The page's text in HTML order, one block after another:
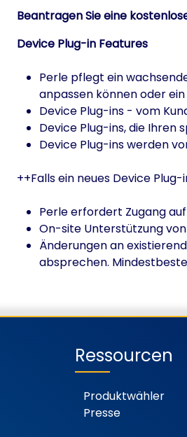
Beantragen Sie eine
Device Plug-in Features
Perle pflegt ein
anpassen können oder
Device Plug-ins - vom
Device Plug-ins, die
Device Plug-ins werden
++Falls ein neues Device
Perle erfordert Zugang
On-site Unterstützung
Änderungen an
absprechen.
Ressourcen
Produktwähler
Presse